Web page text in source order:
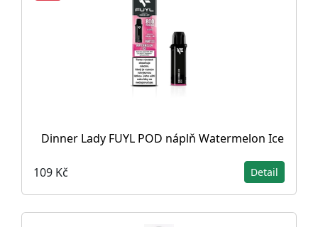
Dinner Lady FUYL POD náplň Watermelon Ice
109 Kč Detail